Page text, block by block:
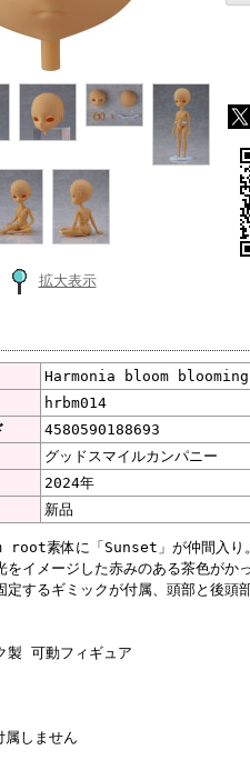
拡大表示
Harmonia bloom
hrbm014
4580590188693
グッドスマイルカンパニー
2024年
新品
素体に「Sunset」が仲間入り。
をイメージした赤みのある茶色がか
定するギミックが付属、頭部と後頭
製 可動フィギュア
しません